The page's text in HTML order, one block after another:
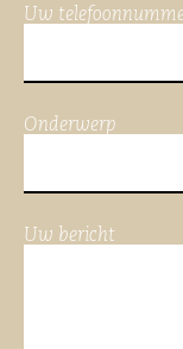
Uw
Onderwerp
Uw bericht